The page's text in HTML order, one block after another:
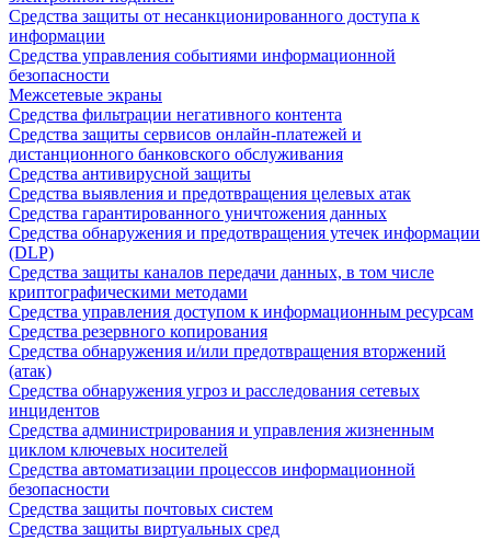
Средства защиты от несанкционированного доступа к
информации
Средства управления событиями информационной
безопасности
Межсетевые экраны
Средства фильтрации негативного контента
Средства защиты сервисов онлайн-платежей и
дистанционного банковского обслуживания
Средства антивирусной защиты
Средства выявления и предотвращения целевых атак
Средства гарантированного уничтожения данных
Средства обнаружения и предотвращения утечек информации
(DLP)
Средства защиты каналов передачи данных, в том числе
криптографическими методами
Средства управления доступом к информационным ресурсам
Средства резервного копирования
Средства обнаружения и/или предотвращения вторжений
(атак)
Средства обнаружения угроз и расследования сетевых
инцидентов
Средства администрирования и управления жизненным
циклом ключевых носителей
Средства автоматизации процессов информационной
безопасности
Средства защиты почтовых систем
Средства защиты виртуальных сред